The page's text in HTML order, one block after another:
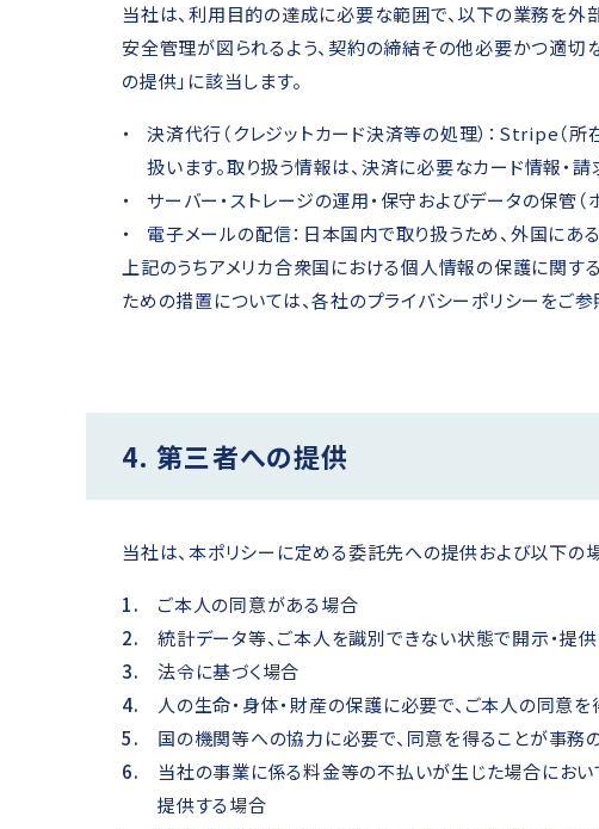
当社は、利用目的の達成に必要な範囲で、以下の業務を外
安全管理が図られるよう、契約の締結その他必要かつ適切
の提供」に該当します。
決済代行（クレジットカード決済等の処理）：Stripe（
扱います。取り扱う情報は、決済に必要なカード情報・
サーバー・ストレージの運用・保守およびデータの保管
電子メールの配信：日本国内で取り扱うため、外国にあ
上記のうちアメリカ合衆国における個人情報の保護に関
ための措置については、各社のプライバシーポリシーをご参
4. 第三者への提供
当社は、本ポリシーに定める委託先への提供および以下の
ご本人の同意がある場合
統計データ等、ご本人を識別できない状態で開示・提
法令に基づく場合
人の生命・身体・財産の保護に必要で、ご本人の同意
国の機関等への協力に必要で、同意を得ることが事
当社の事業に係る料金等の不払いが生じた場合にお
提供する場合